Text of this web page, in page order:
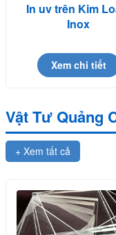
In uv trên Kim
Inox
Xem chi tiết
Vật Tư Quảng
+ Xem tất cả